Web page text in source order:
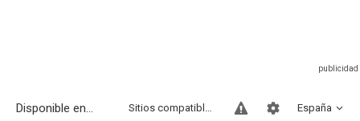
Disponible en... España
Sitios compatibles